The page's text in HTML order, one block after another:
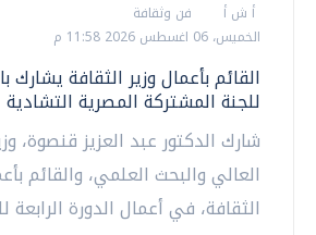
أ ش أ
فن وثقافة
الخميس، 06 اغسطس 2026 11:58 م
للجنة المشتركة المصرية التشادية
شارك الدكتور عبد العزيز قنصوة،
العالي والبحث العلمي، والقائم
الثقافة، في أعمال الدورة الرابعة